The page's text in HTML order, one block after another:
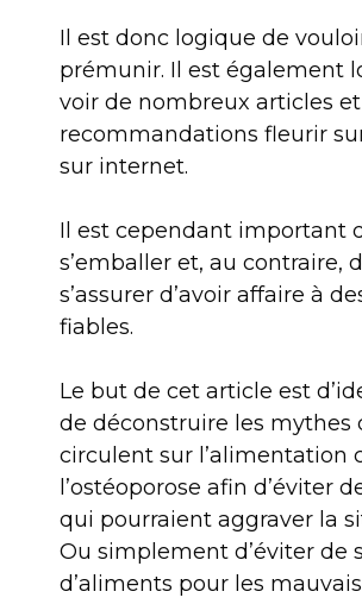
Il est donc logique de
prémunir. Il est également
voir de nombreux articles et
recommandations fleurir
sur internet.
Il est cependant important
s’emballer et, au contraire,
s’assurer d’avoir affaire à
fiables.
Le but de cet article est
de déconstruire les mythes
circulent sur l’alimentation
l’ostéoporose afin d’éviter
qui pourraient aggraver la
Ou simplement d’éviter de
d’aliments pour les